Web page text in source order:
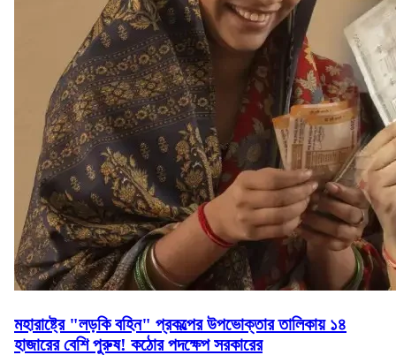
মহারাষ্ট্রে "লড়কি বহিন" প্রকল্পের উপভোক্তার তালিকায় ১৪
হাজারের বেশি পুরুষ! কঠোর পদক্ষেপ সরকারের